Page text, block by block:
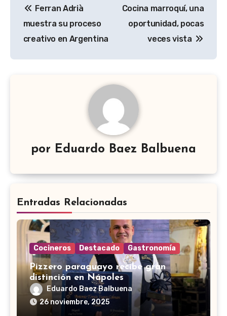
de
entradas
Ferran Adrià
muestra su proceso
creativo en Argentina
Cocina marroquí, una
oportunidad, pocas
veces vista
por Eduardo Baez Balbuena
Entradas Relacionadas
Cocineros Destacado Gastronomía
Pizzero paraguayo recibe gran
distinción en Nápoles
Eduardo Baez Balbuena
26 noviembre, 2025